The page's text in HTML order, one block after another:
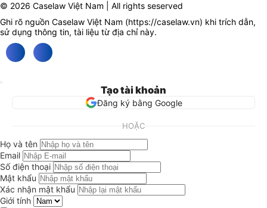
© 2026 Caselaw Việt Nam | All rights seserved
Ghi rõ nguồn Caselaw Việt Nam (https://caselaw.vn) khi trích dẫn,
sử dụng thông tin, tài liệu từ địa chỉ này.
Tạo tài khoản
Đăng ký bằng Google
HOẶC
Họ và tên
Email
Số điện thoại
Mật khẩu
Xác nhận mật khẩu
Giới tính